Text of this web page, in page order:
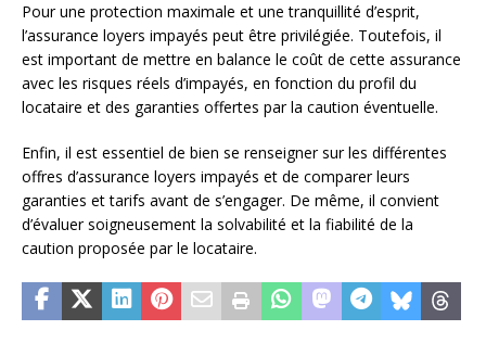
Pour une protection maximale et une tranquillité d’esprit,
l’assurance loyers impayés peut être privilégiée. Toutefois, il
est important de mettre en balance le coût de cette assurance
avec les risques réels d’impayés, en fonction du profil du
locataire et des garanties offertes par la caution éventuelle.
Enfin, il est essentiel de bien se renseigner sur les différentes
offres d’assurance loyers impayés et de comparer leurs
garanties et tarifs avant de s’engager. De même, il convient
d’évaluer soigneusement la solvabilité et la fiabilité de la
caution proposée par le locataire.